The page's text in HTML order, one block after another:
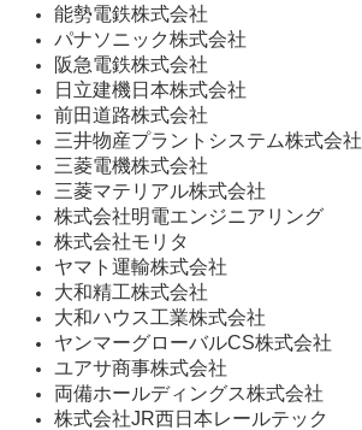
能勢電鉄株式会社
パナソニック株式会社
阪急電鉄株式会社
日立建機日本株式会社
前田道路株式会社
三井物産プラントシステム株式会社
三菱電機株式会社
三菱マテリアル株式会社
株式会社明電エンジニアリング
株式会社モリタ
ヤマト運輸株式会社
大和精工株式会社
大和ハウス工業株式会社
ヤンマーグローバルCS株式会社
ユアサ商事株式会社
両備ホールディングス株式会社
株式会社JR西日本レールテック